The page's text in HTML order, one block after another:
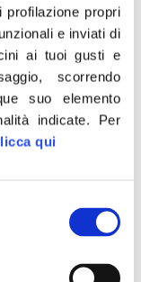
propri
e inviati di
ai tuoi gusti e
scorrendo
suo elemento
indicate. Per
qui
l’Italia per la
e conduttori
Vi rendete
Fratelli d’Italia